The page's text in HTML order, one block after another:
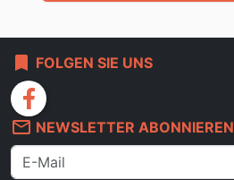
bookmark FOLGEN SIE UNS
facebook
mail_outline NEWSLETTER ABONNIEREN